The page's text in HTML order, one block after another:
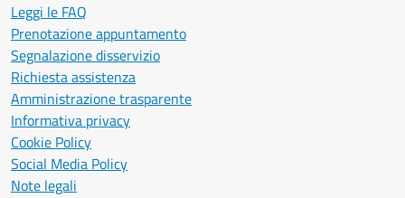
Leggi le FAQ
Prenotazione appuntamento
Segnalazione disservizio
Richiesta assistenza
Amministrazione trasparente
Informativa privacy
Cookie Policy
Social Media Policy
Note legali